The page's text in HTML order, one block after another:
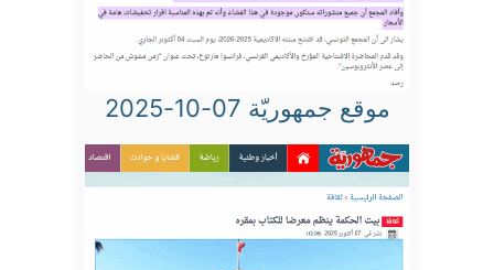
موقع جمهوريّة 07-10-2025